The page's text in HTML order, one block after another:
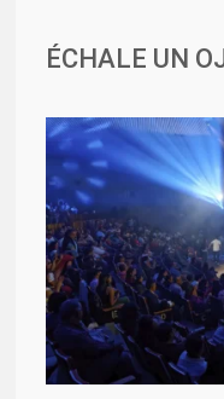
ÉCHALE UN